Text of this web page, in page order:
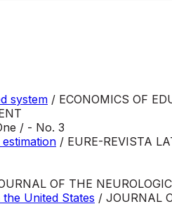
system / ECONOMICS OF
/ - No. 3
/ EURE-REVISTA
OF THE
United States / JOURNAL